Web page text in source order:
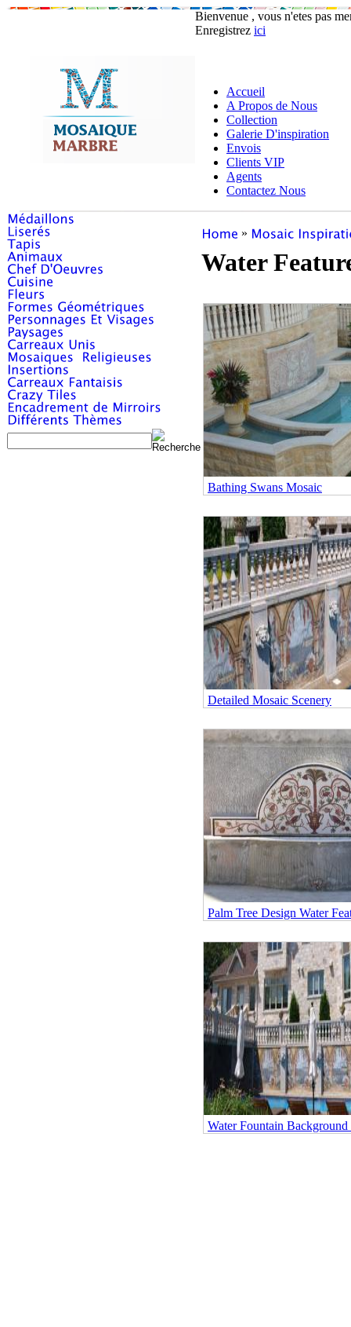
Bienvenue , vous n'etes pas
Enregistrez ici
Accueil
A Propos de Nous
Collection
Galerie D'inspiration
Envois
Clients VIP
Agents
Contactez Nous
»
Water
Bathing Swans Mosaic
Detailed Mosaic Scenery
Palm Tree Design Water
Water Fountain